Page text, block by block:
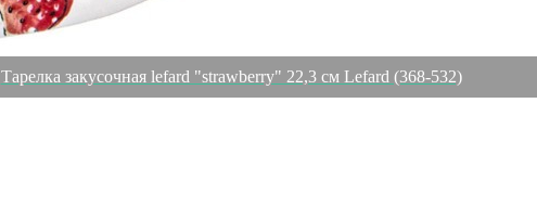
Тарелка закусочная lefard "strawberry" 22,3 см Lefard (368-532)